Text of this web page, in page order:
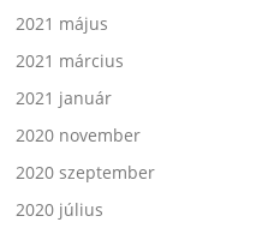
2021 május
2021 március
2021 január
2020 november
2020 szeptember
2020 július